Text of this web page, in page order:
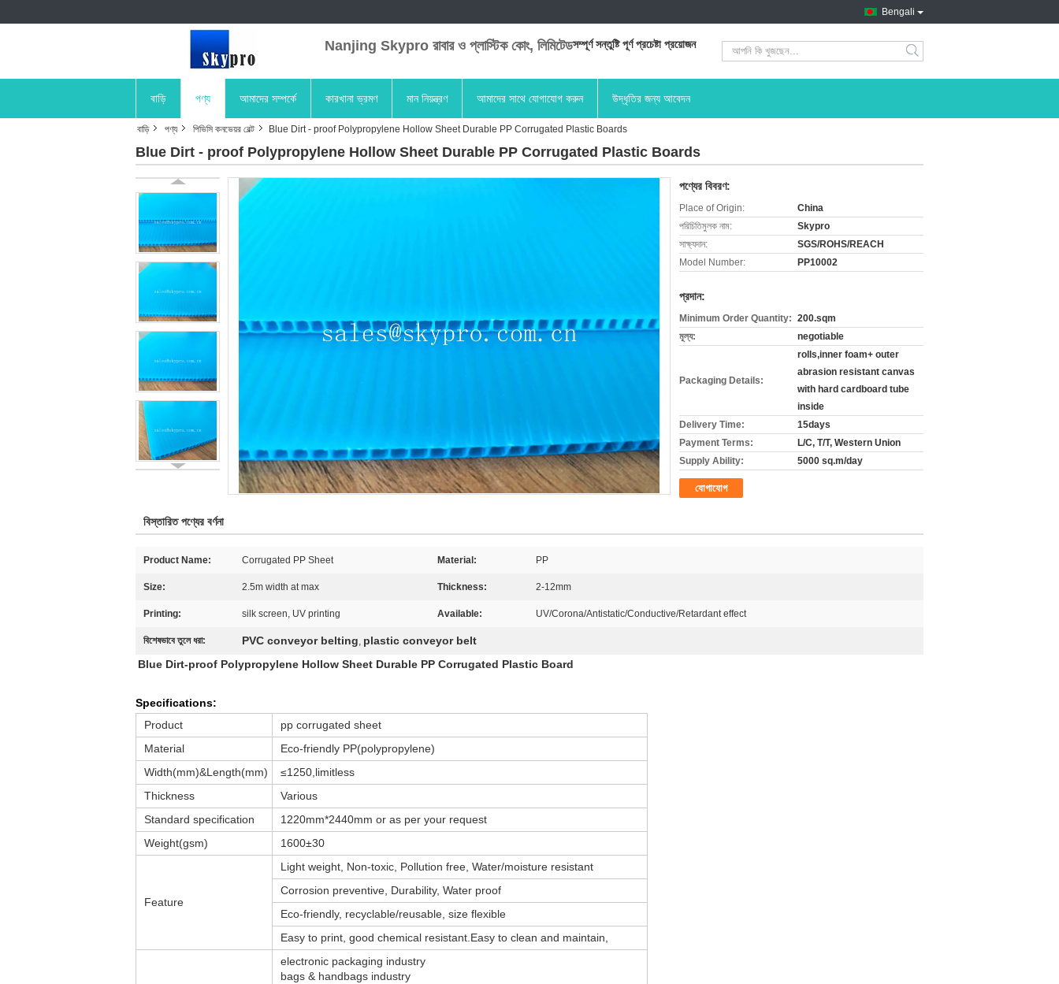
Bengali
Nanjing Skypro রাবার ও প্লাস্টিক কোং, লিমিটেডসম্পূর্ণ সন্তুষ্টি পূর্ণ প্রচেষ্টা প্রয়োজন
search
বাড়ি পণ্য আমাদের সম্পর্কে কারখানা ভ্রমণ মান নিয়ন্ত্রণ আমাদের সাথে যোগাযোগ করুন উদ্ধৃতির জন্য আবেদন
বাড়ি পণ্য পিভিসি কনভেয়র বেল্ট Blue Dirt - proof Polypropylene Hollow Sheet Durable PP Corrugated Plastic Boards
Blue Dirt - proof Polypropylene Hollow Sheet Durable PP Corrugated Plastic Boards
পণ্যের বিবরণ:
Place of Origin:
China
পরিচিতিমুলক নাম:
Skypro
সাক্ষ্যদান:
SGS/ROHS/REACH
Model Number:
PP10002
প্রদান:
Minimum Order Quantity: 200.sqm
মূল্য:
negotiable
Packaging Details:
rolls,inner foam+ outer
abrasion resistant canvas
with hard cardboard tube
inside
Delivery Time:
15days
Payment Terms:
L/C, T/T, Western Union
Supply Ability:
5000 sq.m/day
যোগাযোগ
বিস্তারিত পণ্যের বর্ণনা
Product Name: Corrugated PP Sheet Material: PP
Size: 2.5m width at max Thickness: 2-12mm
Printing: silk screen, UV printing Available: UV/Corona/Antistatic/Conductive/Retardant effect
বিশেষভাবে তুলে ধরা: PVC conveyor belting, plastic conveyor belt
Blue Dirt-proof Polypropylene Hollow Sheet Durable PP Corrugated Plastic Board
Specifications:
Product
pp corrugated sheet
Material
Eco-friendly PP(polypropylene)
Width(mm)&Length(mm)
≤1250,limitless
Thickness
Various
Standard specification
1220mm*2440mm or as per your request
Weight(gsm)
1600±30
Feature
Light weight, Non-toxic, Pollution free, Water/moisture resistant
Corrosion preventive, Durability, Water proof
Eco-friendly, recyclable/reusable, size flexible
Easy to print, good chemical resistant.Easy to clean and maintain,
electronic packaging industry
bags & handbags industry